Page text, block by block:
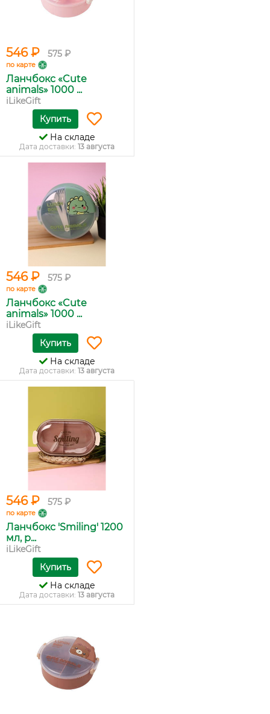
546 ₽ 575 ₽
по карте
Ланчбокс «Cute
animals» 1000 ...
iLikeGift
Купить
На складе
Дата доставки: 13 августа
546 ₽ 575 ₽
по карте
Ланчбокс «Cute
animals» 1000 ...
iLikeGift
Купить
На складе
Дата доставки: 13 августа
546 ₽ 575 ₽
по карте
Ланчбокс 'Smiling' 1200
мл, р...
iLikeGift
Купить
На складе
Дата доставки: 13 августа